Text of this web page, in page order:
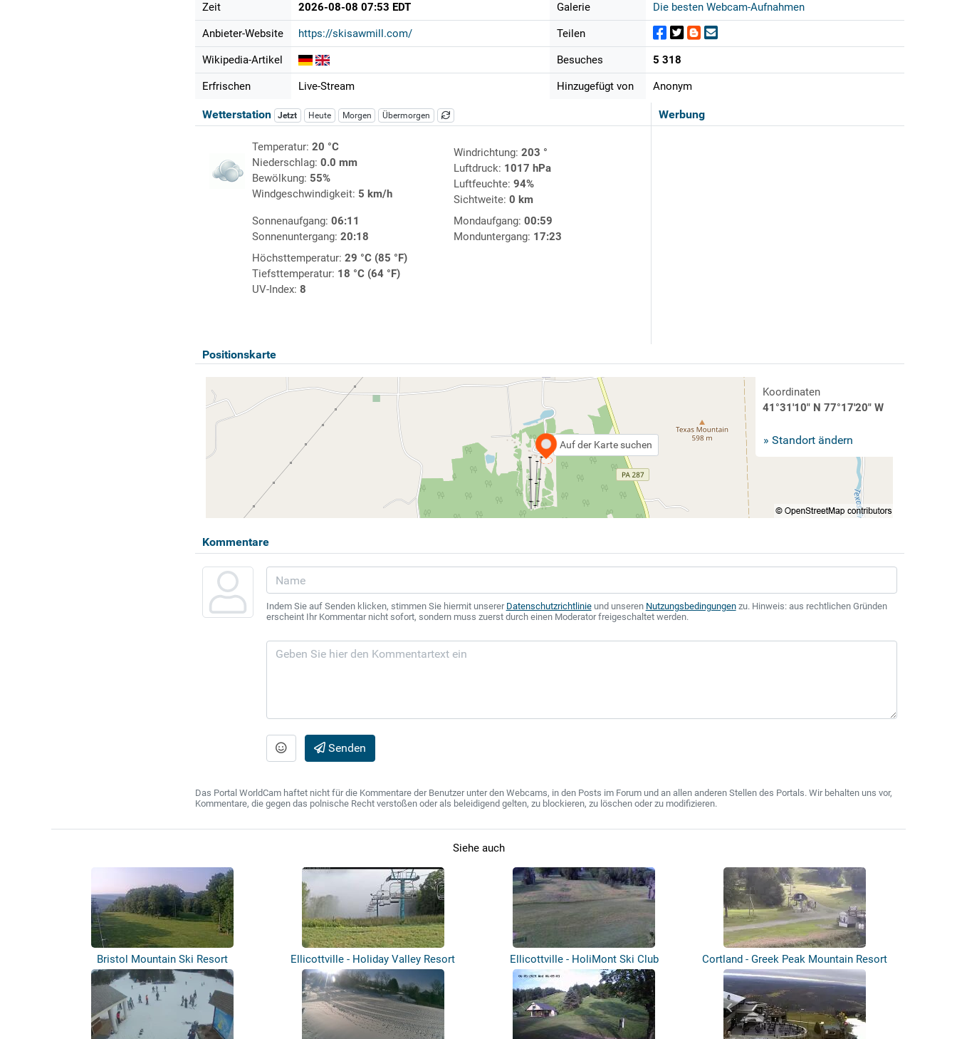
Zeit 2026-08-08 07:53 EDT
Anbieter-Website https://skisawmill.com/
Wikipedia-Artikel
Erfrischen Live-Stream
Galerie Die besten Webcam-Aufnahmen
Teilen
Besuches 5 318
Hinzugefügt von Anonym
Werbung
Wetterstation Jetzt Heute Morgen Übermorgen
Temperatur: 20 °C
Niederschlag: 0.0 mm
Bewölkung: 55%
Windgeschwindigkeit: 5 km/h
Windrichtung: 203 °
Luftdruck: 1017 hPa
Luftfeuchte: 94%
Sichtweite: 0 km
Sonnenaufgang: 06:11
Sonnenuntergang: 20:18
Mondaufgang: 00:59
Monduntergang: 17:23
Höchsttemperatur: 29 °C (85 °F)
Tiefsttemperatur: 18 °C (64 °F)
UV-Index: 8
Positionskarte
Auf der Karte suchen
Koordinaten
41°31'10" N 77°17'20" W
» Standort ändern
Kommentare
Indem Sie auf Senden klicken, stimmen Sie hiermit unserer Datenschutzrichtlinieund unseren Nutzungsbedingungenzu. Hinweis: aus rechtlichen Gründen
erscheint Ihr Kommentar nicht sofort, sondern muss zuerst durch einen Moderator freigeschaltet werden.
Senden
Das Portal WorldCam haftet nicht für die Kommentare der Benutzer unter den Webcams, in den Posts im Forum und an allen anderen Stellen des Portals. Wir behalten uns vor,
Kommentare, die gegen das polnische Recht verstoßen oder als beleidigend gelten, zu blockieren, zu löschen oder zu modifizieren.
Siehe auch
Bristol Mountain Ski Resort Ellicottville - Holiday Valley Resort Ellicottville - HoliMont Ski Club Cortland - Greek Peak Mountain Resort